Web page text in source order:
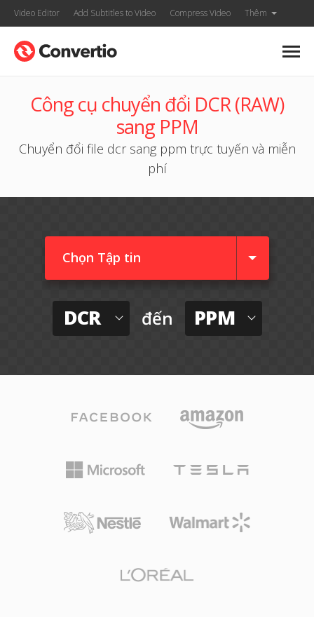
Video Editor Add Subtitles to Video Compress Video Thêm
Công cụ chuyển đổi DCR (RAW)
sang PPM
Chuyển đổi file dcr sang ppm trực tuyến và miễn
phí
Chọn Tập tin
DCR đến PPM